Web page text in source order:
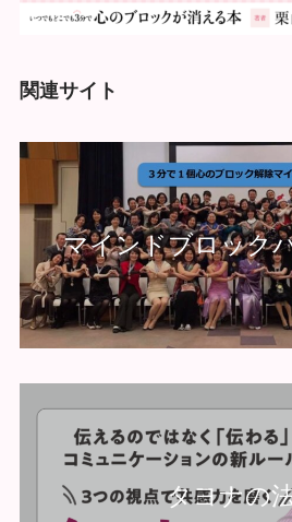
関連サイト
マインドブロック
タヨナの